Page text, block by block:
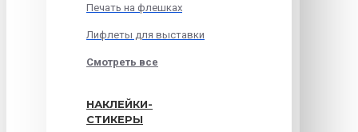
Печать на флешках
Лифлеты для выставки
Смотреть все
НАКЛЕЙКИ-
СТИКЕРЫ